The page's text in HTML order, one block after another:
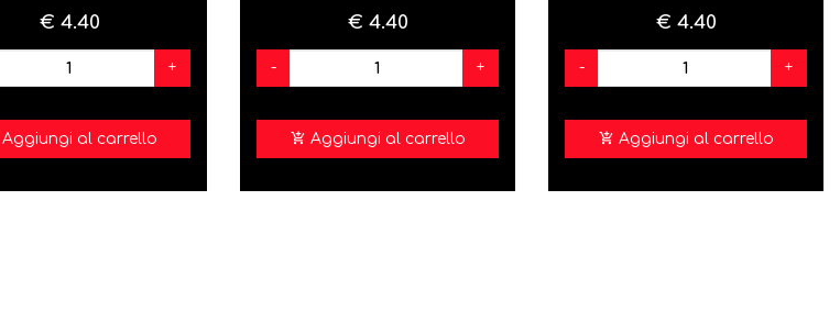
€ 4.40
+
Aggiungi al carrello
€ 4.40
- +
Aggiungi al carrello
€ 4.40
- +
Aggiungi al carrello